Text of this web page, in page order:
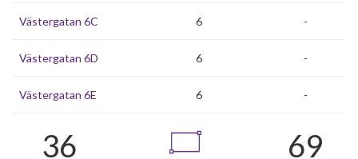
Västergatan 6C 6 -
Västergatan 6D 6 -
Västergatan 6E 6 -